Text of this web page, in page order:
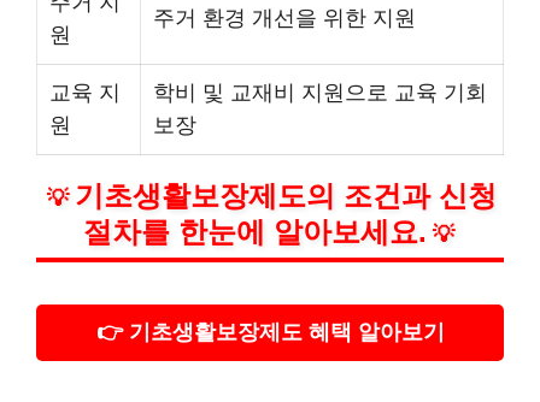
원
주거 환경 개선을 위한 지원
교육 지
원
학비 및 교재비 지원으로 교육 기회
보장
💡 기초생활보장제도의 조건과 신청
절차를 한눈에 알아보세요. 💡
👉 기초생활보장제도 혜택 알아보기